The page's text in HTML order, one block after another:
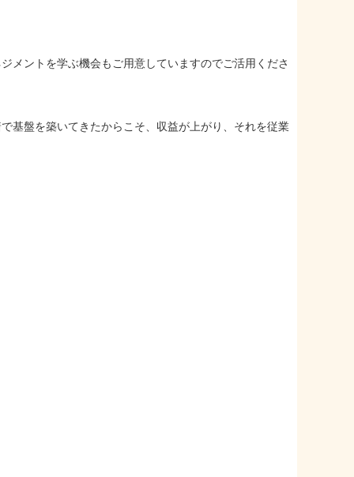
メントを学ぶ機会もご用意していますのでご活用くださ
基盤を築いてきたからこそ、収益が上がり、それを従業